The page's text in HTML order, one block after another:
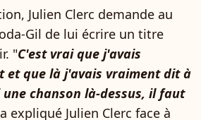
Julien Clerc demande au
de lui écrire un titre
"C'est vrai que j'avais
et que là j'avais vraiment dit à
chanson là-dessus, il faut
a expliqué Julien Clerc face à